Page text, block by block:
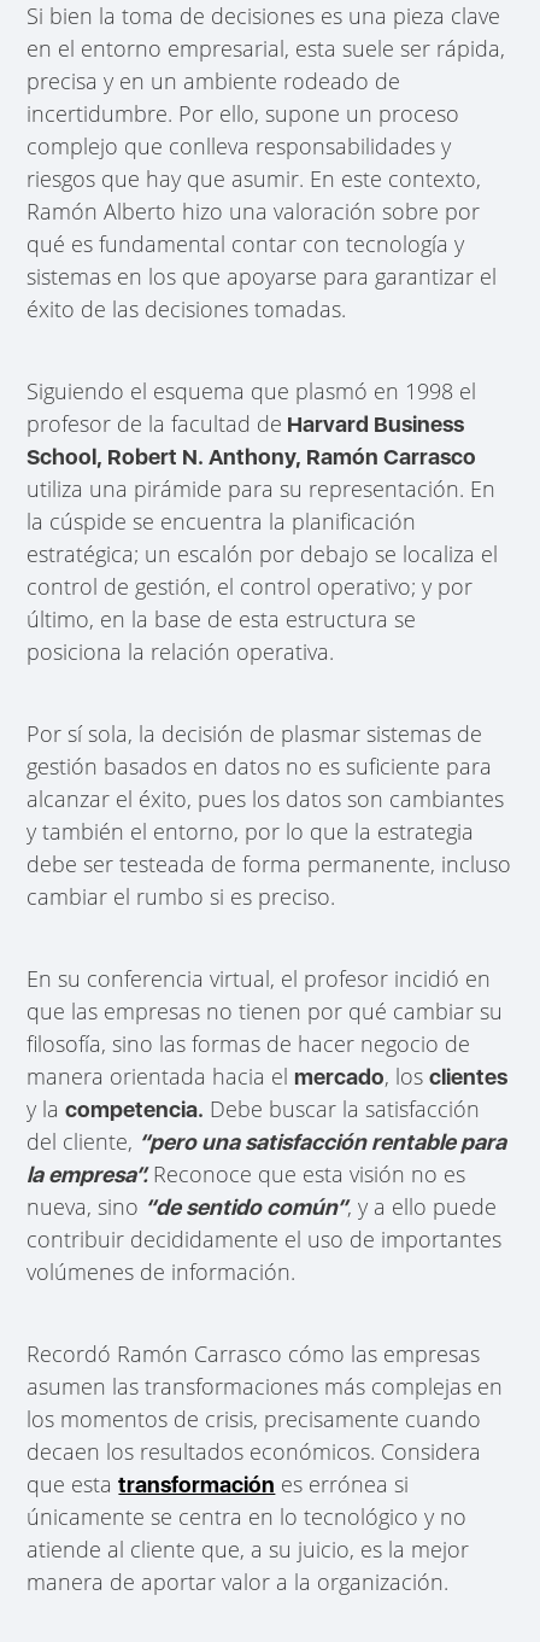
Si bien la toma de decisiones es una pieza clave
en el entorno empresarial, esta suele ser rápida,
precisa y en un ambiente rodeado de
incertidumbre. Por ello, supone un proceso
complejo que conlleva responsabilidades y
riesgos que hay que asumir. En este contexto,
Ramón Alberto hizo una valoración sobre por
qué es fundamental contar con tecnología y
sistemas en los que apoyarse para garantizar el
éxito de las decisiones tomadas.
Siguiendo el esquema que plasmó en 1998 el
profesor de la facultad de Harvard Business
School, Robert N. Anthony, Ramón Carrasco
utiliza una pirámide para su representación. En
la cúspide se encuentra la planificación
estratégica; un escalón por debajo se localiza el
control de gestión, el control operativo; y por
último, en la base de esta estructura se
posiciona la relación operativa.
Por sí sola, la decisión de plasmar sistemas de
gestión basados en datos no es suficiente para
alcanzar el éxito, pues los datos son cambiantes
y también el entorno, por lo que la estrategia
debe ser testeada de forma permanente, incluso
cambiar el rumbo si es preciso.
En su conferencia virtual, el profesor incidió en
que las empresas no tienen por qué cambiar su
filosofía, sino las formas de hacer negocio de
manera orientada hacia elmercado, losclientes
y lacompetencia. Debe buscar la satisfacción
del cliente, “pero una satisfacción rentable para
la empresa”.Reconoce que esta visión no es
nueva, sino “de sentido común”, y a ello puede
contribuir decididamente el uso de importantes
volúmenes de información.
Recordó Ramón Carrasco cómo las empresas
asumen las transformaciones más complejas en
los momentos de crisis, precisamente cuando
decaen los resultados económicos. Considera
que estatransformación es errónea si
únicamente se centra en lo tecnológico y no
atiende al cliente que, a su juicio, es la mejor
manera de aportar valor a la organización.